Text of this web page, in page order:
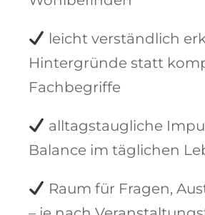
leicht verständlich
Hintergründe statt
Fachbegriffe
alltagstaugliche
Balance im täglichen
Raum für Fragen,